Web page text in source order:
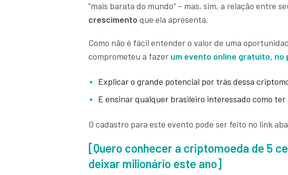
“mais barata do mundo” – mas, sim, a relação entre
crescimento que ela apresenta.
Como não é fácil entender o valor de uma
comprometeu a fazer um evento online gratuito,
Explicar o grande potencial por trás dessa
E ensinar qualquer brasileiro interessado como
O cadastro para este evento pode ser feito no link
[Quero conhecer a criptomoeda de 5
deixar milionário este ano]